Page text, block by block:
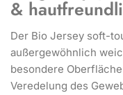
&
Der Bio Jersey soft-
außergewöhnlich
besondere
Veredelung des